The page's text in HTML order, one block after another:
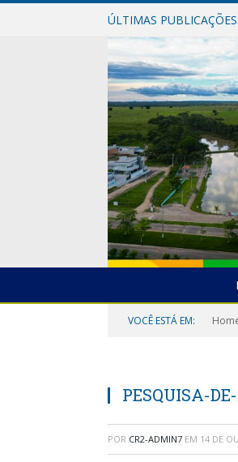
ÚLTIMAS PUBLICAÇÕES:
VOCÊ ESTÁ EM:
PESQUISA-
POR CR2-ADMIN7 EM 14 DE